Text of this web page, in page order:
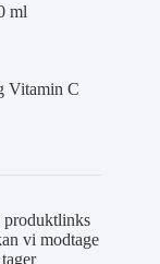
ml
Vitamin C
produktlinks
vi modtage